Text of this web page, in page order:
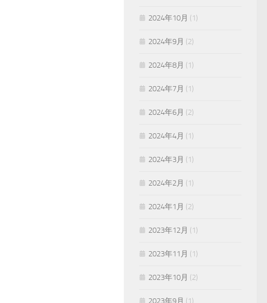
2024年10月 (1)
2024年9月 (2)
2024年8月 (1)
2024年7月 (1)
2024年6月 (2)
2024年4月 (1)
2024年3月 (1)
2024年2月 (1)
2024年1月 (2)
2023年12月 (1)
2023年11月 (1)
2023年10月 (2)
2023年9月 (1)